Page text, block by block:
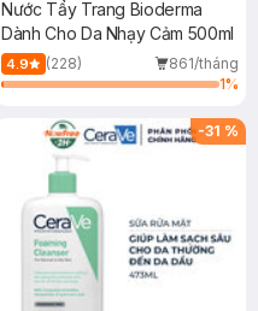
Nước Tẩy Trang Bioderma
Dành Cho Da Nhạy Cảm 500ml
4.9 (228)
861/tháng
1%
-31 %